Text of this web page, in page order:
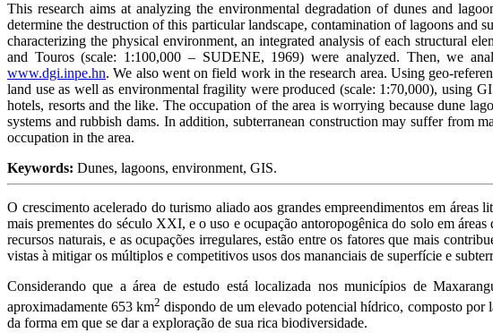
This research aims at analyzing the environmental degradation of dunes and
determine the destruction of this particular landscape, contamination of lagoons
characterizing the physical environment, an integrated analysis of each structural
and Touros (scale: 1:100,000 – SUDENE, 1969) were analyzed. Then, we
www.dgi.inpe.hn. We also went on field work in the research area. Using geo-
land use as well as environmental fragility were produced (scale: 1:70,000), using
hotels, resorts and the like. The occupation of the area is worrying because dune
systems and rubbish dams. In addition, subterranean construction may suffer from
occupation in the area.
Keywords: Dunes, lagoons, environment, GIS.
O crescimento acelerado do turismo aliado aos grandes empreendimentos em áreas
mais prementes do século XXI, e o uso e ocupação antoropogênica do solo em
recursos naturais, e as ocupações irregulares, estão entre os fatores que mais
vistas à mitigar os múltiplos e competitivos usos dos mananciais de superfície e
Considerando que a área de estudo está localizada nos municípios de
aproximadamente 653 km2 dispondo de um elevado potencial hídrico, composto por
da forma em que se dar a exploração de sua rica biodiversidade.